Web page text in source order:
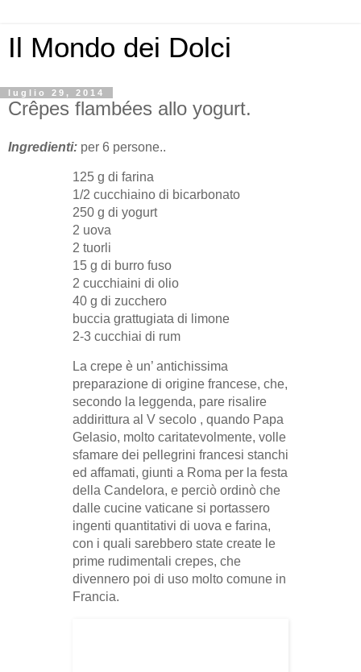
Il Mondo dei Dolci
luglio 29, 2014
Crêpes flambées allo yogurt.
Ingredienti: per 6 persone..
125 g di farina
1/2 cucchiaino di bicarbonato
250 g di yogurt
2 uova
2 tuorli
15 g di burro fuso
2 cucchiaini di olio
40 g di zucchero
buccia grattugiata di limone
2-3 cucchiai di rum
La crepe è un’ antichissima
preparazione di origine francese, che,
secondo la leggenda, pare risalire
addirittura al V secolo , quando Papa
Gelasio, molto caritatevolmente, volle
sfamare dei pellegrini francesi stanchi
ed affamati, giunti a Roma per la festa
della Candelora, e perciò ordinò che
dalle cucine vaticane si portassero
ingenti quantitativi di uova e farina,
con i quali sarebbero state create le
prime rudimentali crepes, che
divennero poi di uso molto comune in
Francia.